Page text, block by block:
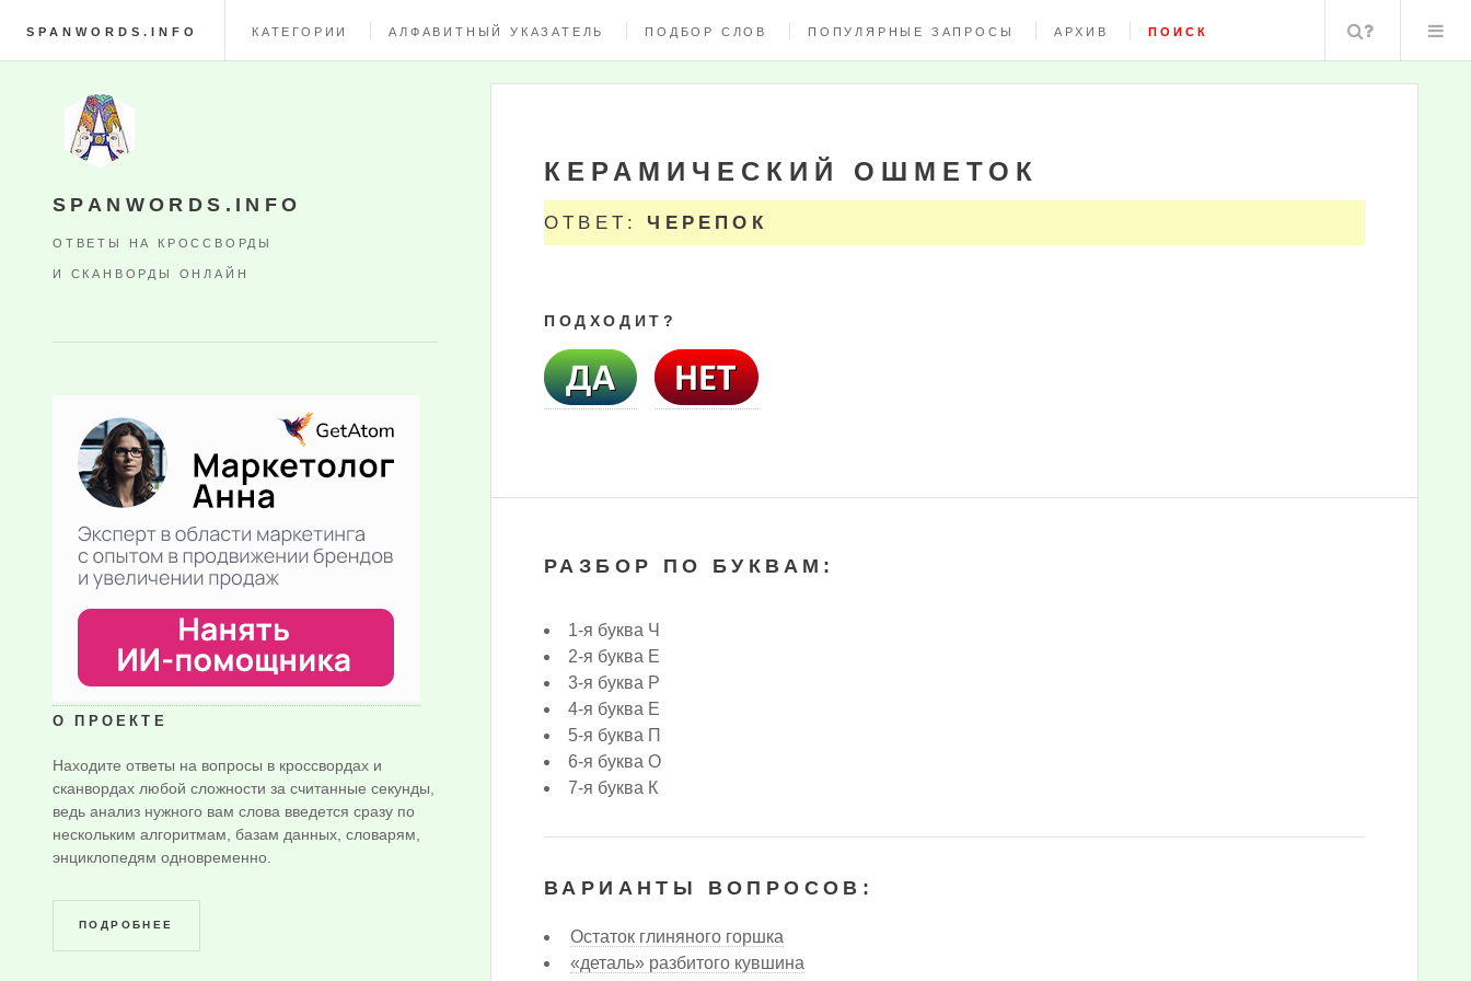
SPANWORDS.INFO КАТЕГОРИИ АЛФАВИТНЫЙ УКАЗАТЕЛЬ ПОДБОР СЛОВ ПОПУЛЯРНЫЕ ЗАПРОСЫ АРХИВ ПОИСК Поиск
КЕРАМИЧЕСКИЙ ОШМЕТОК
ОТВЕТ: ЧЕРЕПОК
ПОДХОДИТ?
РАЗБОР ПО БУКВАМ:
1-я буква Ч
2-я буква Е
3-я буква Р
4-я буква Е
5-я буква П
6-я буква О
7-я буква К
ВАРИАНТЫ ВОПРОСОВ:
Остаток глиняного горшка
«деталь» разбитого кувшина
SPANWORDS.INFO
ОТВЕТЫ НА КРОССВОРДЫ
И СКАНВОРДЫ ОНЛАЙН
О ПРОЕКТЕ
Находите ответы на вопросы в кроссвордах и
сканвордах любой сложности за считанные секунды,
ведь анализ нужного вам слова введется сразу по
нескольким алгоритмам, базам данных, словарям,
энциклопедям одновременно.
ПОДРОБНЕЕ